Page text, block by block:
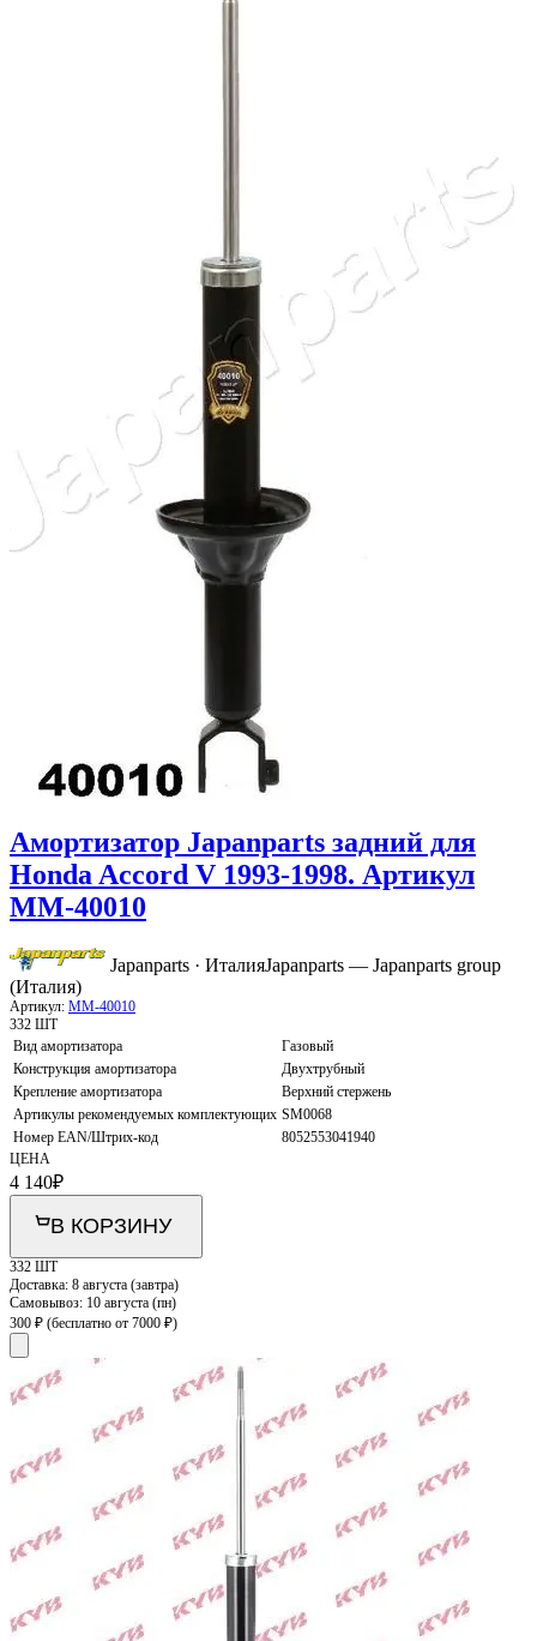
Амортизатор Japanparts задний для
Honda Accord V 1993-1998. Артикул
MM-40010
Japanparts · ИталияJapanparts — Japanparts group
(Италия)
Артикул: MM-40010
332 ШТ
Вид амортизатора
Газовый
Конструкция амортизатора
Двухтрубный
Крепление амортизатора
Верхний стержень
Артикулы рекомендуемых комплектующих SM0068
Номер EAN/Штрих-код
8052553041940
ЦЕНА
4 140₽
В КОРЗИНУ
332 ШТ
Доставка: 8 августа (завтра)
Самовывоз: 10 августа (пн)
300 ₽ (бесплатно от 7000 ₽)